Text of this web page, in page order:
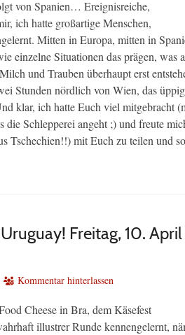
von Spanien… Ereignisreiche,
ich hatte großartige Menschen,
Mitten in Europa, mitten in
einzelne Situationen das prägen, was
und Trauben überhaupt erst
Stunden nördlich von Wien, das
klar, ich hatte Euch viel mitgebracht
die Schlepperei angeht ;) und freute
Tschechien!!) mit Euch zu teilen und so
Freitag, 10. April
Kommentar hinterlassen
Cheese in Bra, dem Käsefest
illustrer Runde kennengelernt,